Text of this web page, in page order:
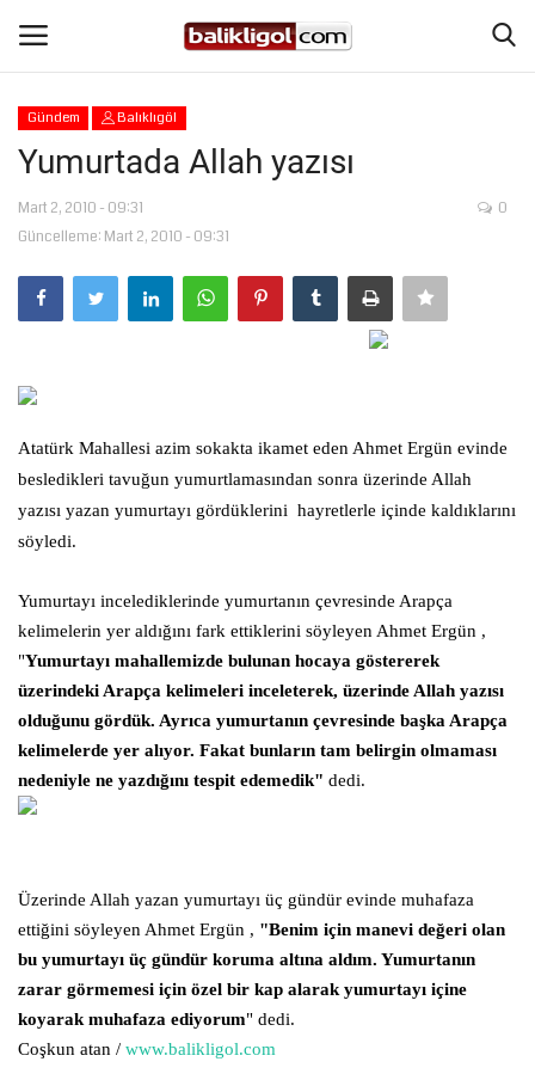
Giriş Yap
Anasayfa
Köşe Yazıları
Şanlıurfa
Eğitim
Spor
Tekno Bilim
Ekonomi
Siyaset
Galeriler
Künye
Sağlık
İletişim
Gündem Balıklıgöl
Yumurtada Allah yazısı
Mart 2, 2010 - 09:31
Güncelleme: Mart 2, 2010 - 09:31
0
Atatürk Mahallesi azim sokakta ikamet eden Ahmet Ergün evinde
besledikleri tavuğun yumurtlamasından sonra üzerinde Allah
yazısı yazan yumurtayı gördüklerini hayretlerle içinde kaldıklarını
söyledi.
Yumurtayı incelediklerinde yumurtanın çevresinde Arapça
kelimelerin yer aldığını fark ettiklerini söyleyen Ahmet Ergün ,
"Yumurtayı mahallemizde bulunan hocaya göstererek
üzerindeki Arapça kelimeleri inceleterek, üzerinde Allah yazısı
olduğunu gördük. Ayrıca yumurtanın çevresinde başka Arapça
kelimelerde yer alıyor. Fakat bunların tam belirgin olmaması
nedeniyle ne yazdığını tespit edemedik" dedi.
Üzerinde Allah yazan yumurtayı üç gündür evinde muhafaza
ettiğini söyleyen Ahmet Ergün , "Benim için manevi değeri olan
bu yumurtayı üç gündür koruma altına aldım. Yumurtanın
zarar görmemesi için özel bir kap alarak yumurtayı içine
koyarak muhafaza ediyorum" dedi.
Coşkun atan / www.balikligol.com